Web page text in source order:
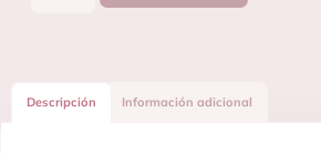
Descripción Información adicional